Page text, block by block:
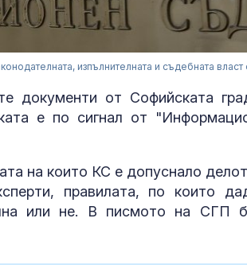
изпълнителната и съдебната власт
документи от Софийската
е по сигнал от
на които КС е допуснало
правилата, по които
или не. В писмото на СГП